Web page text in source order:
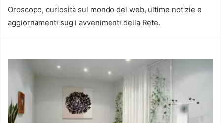
Oroscopo, curiosità sul mondo del web, ultime notizie e
aggiornamenti sugli avvenimenti della Rete.